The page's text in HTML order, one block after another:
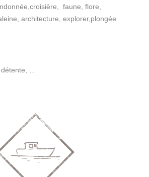
faune, flore,
architecture, explorer,plongée
…